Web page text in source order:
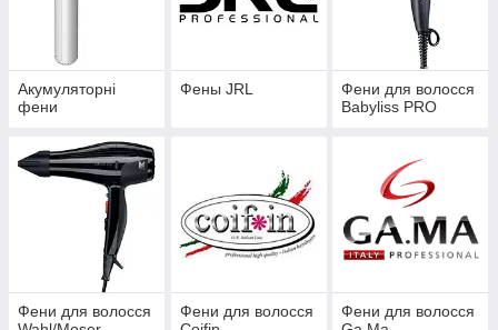
Акумуляторні
фени
Фены JRL
Фени для волосся
Babyliss PRO
Фени для волосся
Фени для волосся
Фени для волосся